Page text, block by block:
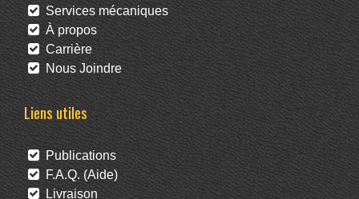
Services mécaniques
À propos
Carrière
Nous Joindre
Liens utiles
Publications
F.A.Q. (Aide)
Livraison